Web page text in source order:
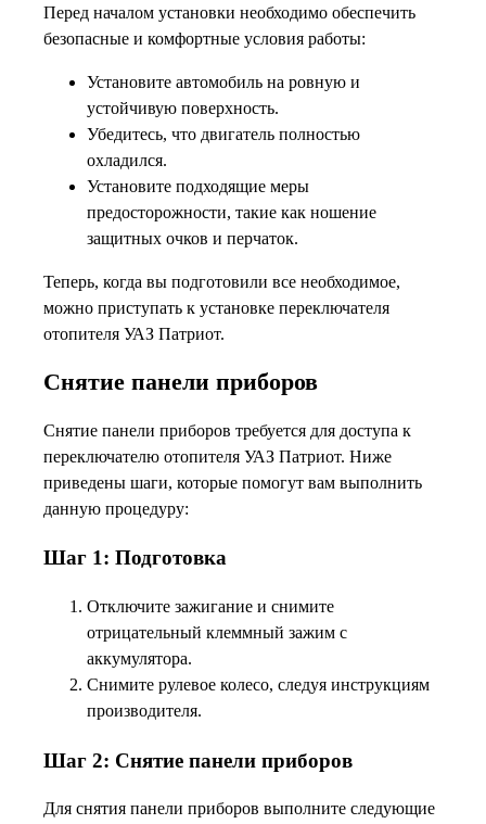
Перед началом установки необходимо обеспечить
безопасные и комфортные условия работы:
Установите автомобиль на ровную и
устойчивую поверхность.
Убедитесь, что двигатель полностью
охладился.
Установите подходящие меры
предосторожности, такие как ношение
защитных очков и перчаток.
Теперь, когда вы подготовили все необходимое,
можно приступать к установке переключателя
отопителя УАЗ Патриот.
Снятие панели приборов
Снятие панели приборов требуется для доступа к
переключателю отопителя УАЗ Патриот. Ниже
приведены шаги, которые помогут вам выполнить
данную процедуру:
Шаг 1: Подготовка
Отключите зажигание и снимите
отрицательный клеммный зажим с
аккумулятора.
Снимите рулевое колесо, следуя инструкциям
производителя.
Шаг 2: Снятие панели приборов
Для снятия панели приборов выполните следующие